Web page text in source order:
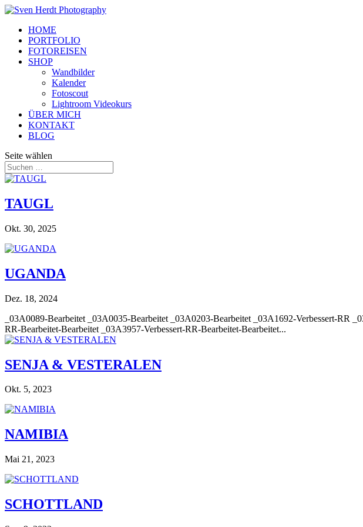
HOME
PORTFOLIO
FOTOREISEN
SHOP
Wandbilder
Kalender
Fotoscout
Lightroom Videokurs
ÜBER MICH
KONTAKT
BLOG
Seite wählen
TAUGL
Okt. 30, 2025
UGANDA
Dez. 18, 2024
_03A0089-Bearbeitet _03A0035-Bearbeitet _03A0203-Bearbeitet _03A1692-Verbessert-RR
RR-Bearbeitet-Bearbeitet _03A3957-Verbessert-RR-Bearbeitet-Bearbeitet...
SENJA & VESTERALEN
Okt. 5, 2023
NAMIBIA
Mai 21, 2023
SCHOTTLAND